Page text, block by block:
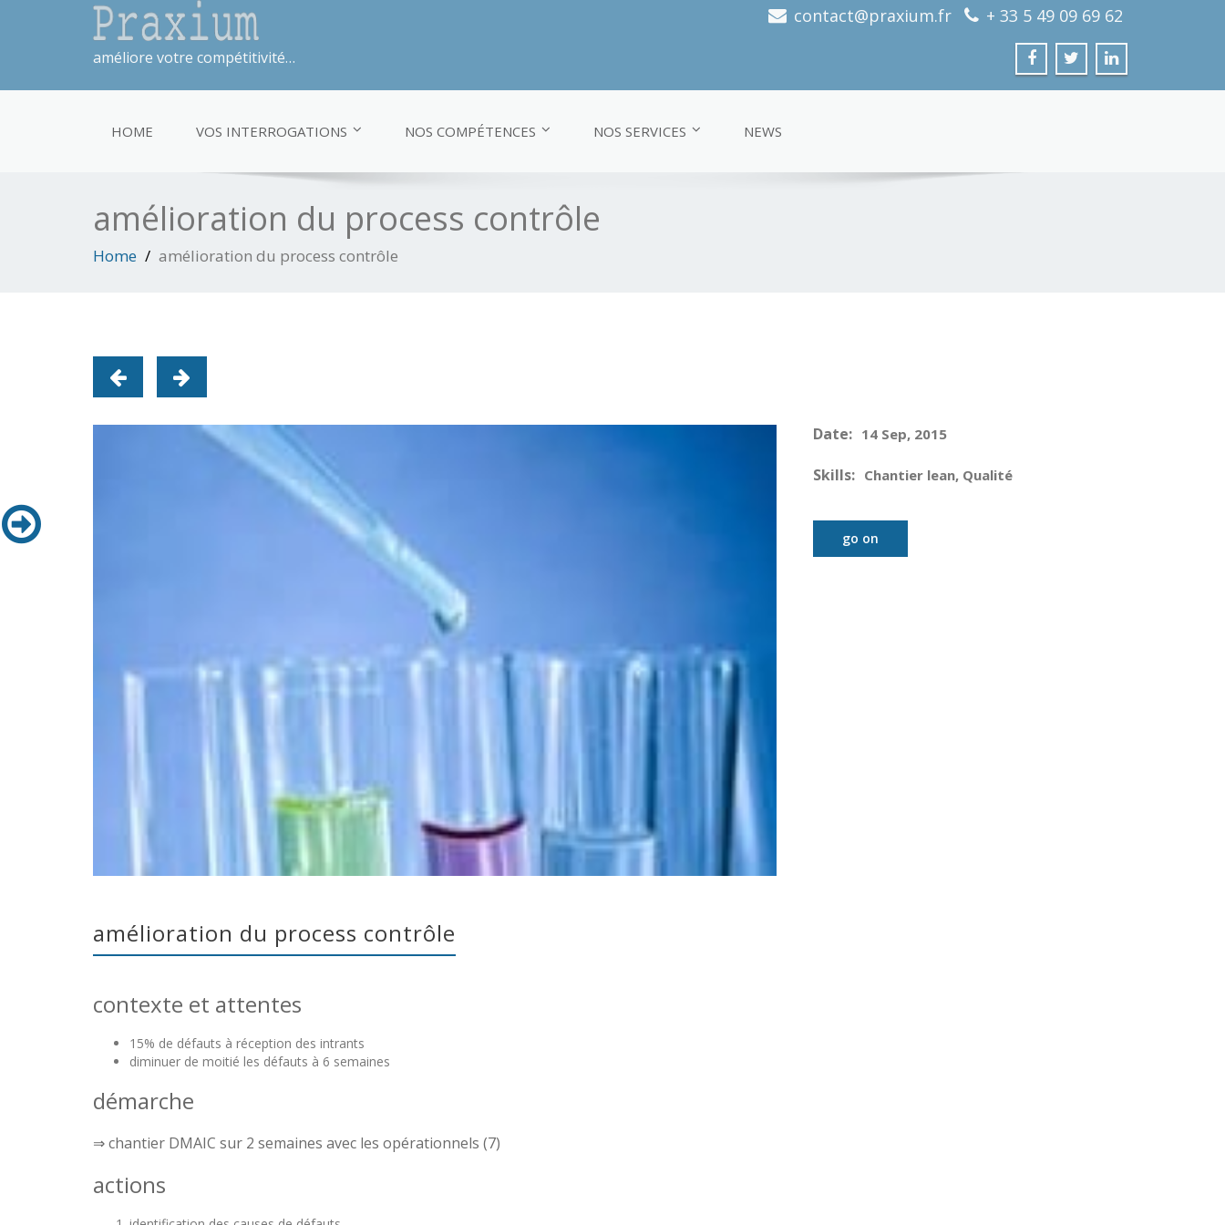
améliore votre compétitivité…
contact@praxium.fr + 33 5 49 09 69 62
HOME VOS INTERROGATIONS NOS COMPÉTENCES NOS SERVICES NEWS
amélioration du process contrôle
Home amélioration du process contrôle
Date: 14 Sep, 2015
Skills: Chantier lean, Qualité
go on
amélioration du process contrôle
contexte et attentes
15% de défauts à réception des intrants
diminuer de moitié les défauts à 6 semaines
démarche
⇒ chantier DMAIC sur 2 semaines avec les opérationnels (7)
actions